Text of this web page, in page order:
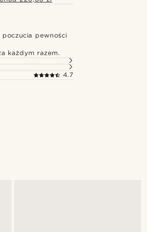
poczucia pewności
każdym razem.
4.7